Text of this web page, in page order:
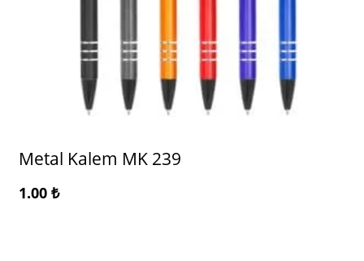
Metal Kalem MK 239
1.00 ₺